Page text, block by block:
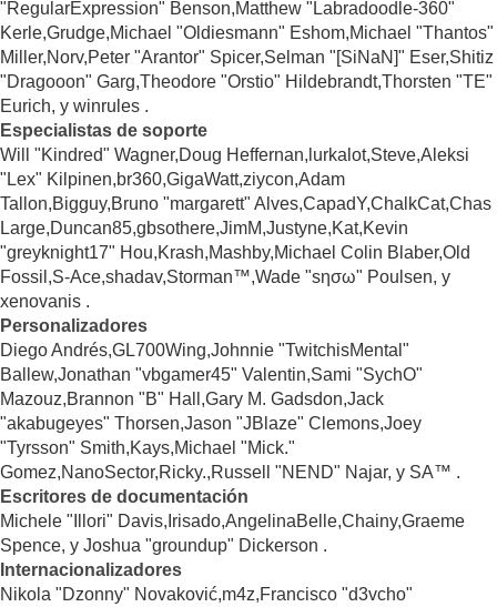
"RegularExpression" Benson,Matthew "Labradoodle-360"
Kerle,Grudge,Michael "Oldiesmann" Eshom,Michael "Thantos"
Miller,Norv,Peter "Arantor" Spicer,Selman "[SiNaN]" Eser,Shitiz
"Dragooon" Garg,Theodore "Orstio" Hildebrandt,Thorsten "TE"
Eurich, y winrules .
Especialistas de soporte
Will "Kindred" Wagner,Doug Heffernan,lurkalot,Steve,Aleksi
"Lex" Kilpinen,br360,GigaWatt,ziycon,Adam
Tallon,Bigguy,Bruno "margarett" Alves,CapadY,ChalkCat,Chas
Large,Duncan85,gbsothere,JimM,Justyne,Kat,Kevin
"greyknight17" Hou,Krash,Mashby,Michael Colin Blaber,Old
Fossil,S-Ace,shadav,Storman™,Wade "sησω" Poulsen, y
xenovanis .
Personalizadores
Diego Andrés,GL700Wing,Johnnie "TwitchisMental"
Ballew,Jonathan "vbgamer45" Valentin,Sami "SychO"
Mazouz,Brannon "B" Hall,Gary M. Gadsdon,Jack
"akabugeyes" Thorsen,Jason "JBlaze" Clemons,Joey
"Tyrsson" Smith,Kays,Michael "Mick."
Gomez,NanoSector,Ricky.,Russell "NEND" Najar, y SA™ .
Escritores de documentación
Michele "Illori" Davis,Irisado,AngelinaBelle,Chainy,Graeme
Spence, y Joshua "groundup" Dickerson .
Internacionalizadores
Nikola "Dzonny" Novaković,m4z,Francisco "d3vcho"